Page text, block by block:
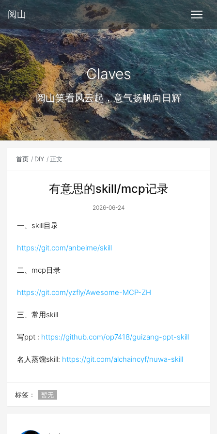
阅山
Claves
阅山笑看风云起，意气扬帆向日辉
首页 DIY 正文
有意思的skill/mcp记录
2026-06-24
一、skill目录
https://git.com/anbeime/skill
二、mcp目录
https://git.com/yzfly/Awesome-MCP-ZH
三、常用skill
写ppt : https://github.com/op7418/guizang-ppt-skill
名人蒸馏skill: https://git.com/alchaincyf/nuwa-skill
标签： 暂无